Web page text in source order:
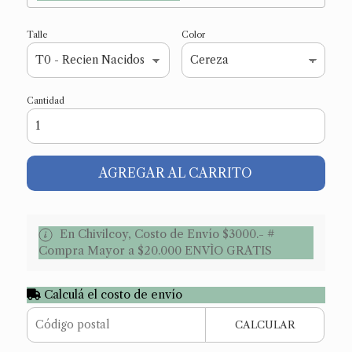
Talle Color
Cantidad
AGREGAR AL CARRITO
En Chivilcoy, Costo de Envío $3000.- #
Compra Mayor a $20.000 ENVÌO GRATIS
Calculá el costo de envío
CALCULAR